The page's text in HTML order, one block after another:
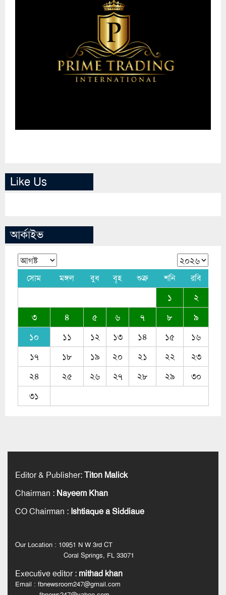
Like Us
আর্কাইভ
সোম মঙ্গল বুধ বৃহ শুক্র শনি রবি
১
২
৩
৪ ৫ ৬ ৭ ৮
৯
১০
১১ ১২ ১৩ ১৪ ১৫
১৬
১৭
১৮ ১৯ ২০ ২১ ২২
২৩
২৪
২৫ ২৬ ২৭ ২৮ ২৯
৩০
৩১
Editor & Publisher:Titon Malick
Chairman : Nayeem Khan
CO Chairman : Ishtiaque a Siddiaue
Our Location : 10951 N W 3rd CT
Coral Springs, FL 33071
Executive editor: mithad khan
Email : fbnewsroom247@gmail.com